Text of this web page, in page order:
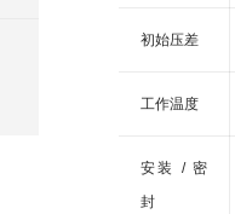
初始压差
工作温度
安装 / 密
封